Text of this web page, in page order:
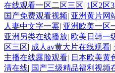
在线观看一区二区三区| 1区2区
国产免费观看视频| 亚洲黄片网
人妻中文字一幂| 亚洲欧美一区
亚洲另类在线播放| 欧美日韩一
区三区| 成人av黄大片在线观看|
主播在线露脸观看| 日本欧美黄
清在线| 国产三级精品福利视频